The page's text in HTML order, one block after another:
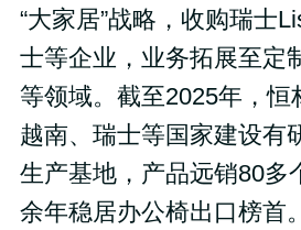
“大家居”战略，收购瑞士
士等企业，业务拓展至定
等领域。截至2025年，恒
越南、瑞士等国家建设有
生产基地，产品远销80多
余年稳居办公椅出口榜首。